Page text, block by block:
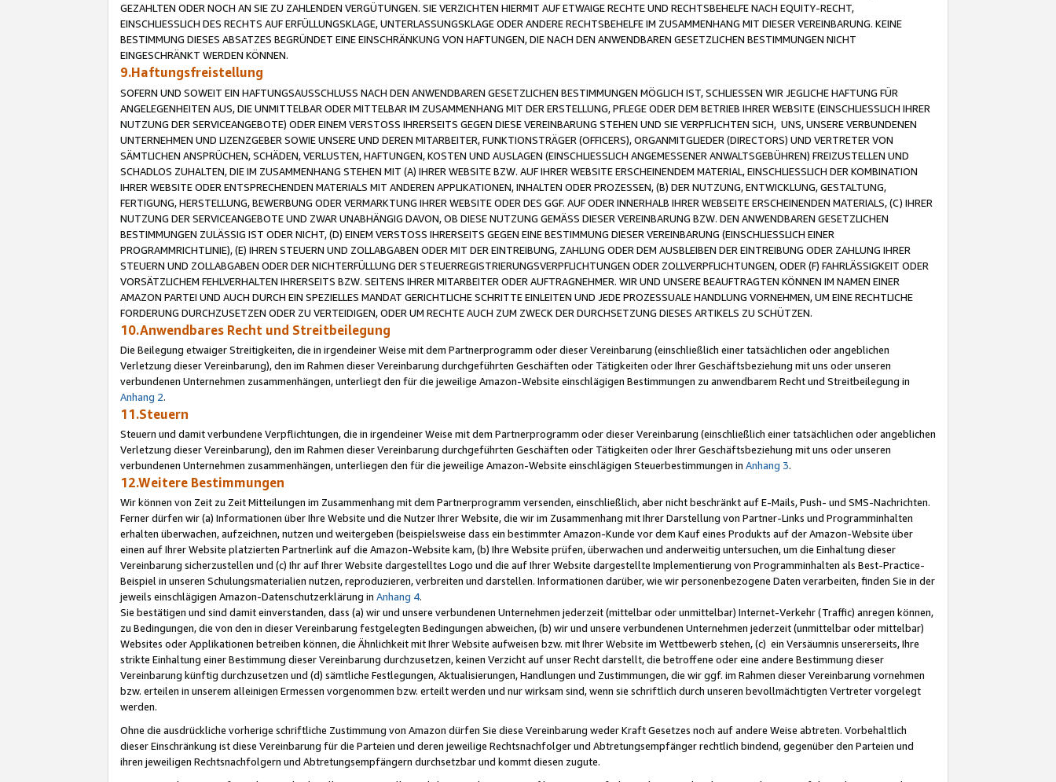
GEZAHLTEN ODER NOCH AN SIE ZU ZAHLENDEN VERGÜTUNGEN. SIE VERZICHTEN HIERMIT AUF ETWAIGE RECHTE UND RECHTSBEHELFE NACH EQUITY-RECHT,
EINSCHLIESSLICH DES RECHTS AUF ERFÜLLUNGSKLAGE, UNTERLASSUNGSKLAGE ODER ANDERE RECHTSBEHELFE IM ZUSAMMENHANG MIT DIESER VEREINBARUNG. KEINE
BESTIMMUNG DIESES ABSATZES BEGRÜNDET EINE EINSCHRÄNKUNG VON HAFTUNGEN, DIE NACH DEN ANWENDBAREN GESETZLICHEN BESTIMMUNGEN NICHT
EINGESCHRÄNKT WERDEN KÖNNEN.
9.Haftungsfreistellung
SOFERN UND SOWEIT EIN HAFTUNGSAUSSCHLUSS NACH DEN ANWENDBAREN GESETZLICHEN BESTIMMUNGEN MÖGLICH IST, SCHLIESSEN WIR JEGLICHE HAFTUNG FÜR
ANGELEGENHEITEN AUS, DIE UNMITTELBAR ODER MITTELBAR IM ZUSAMMENHANG MIT DER ERSTELLUNG, PFLEGE ODER DEM BETRIEB IHRER WEBSITE (EINSCHLIESSLICH IHRER
NUTZUNG DER SERVICEANGEBOTE) ODER EINEM VERSTOSS IHRERSEITS GEGEN DIESE VEREINBARUNG STEHEN UND SIE VERPFLICHTEN SICH, UNS, UNSERE VERBUNDENEN
UNTERNEHMEN UND LIZENZGEBER SOWIE UNSERE UND DEREN MITARBEITER, FUNKTIONSTRÄGER (OFFICERS), ORGANMITGLIEDER (DIRECTORS) UND VERTRETER VON
SÄMTLICHEN ANSPRÜCHEN, SCHÄDEN, VERLUSTEN, HAFTUNGEN, KOSTEN UND AUSLAGEN (EINSCHLIESSLICH ANGEMESSENER ANWALTSGEBÜHREN) FREIZUSTELLEN UND
SCHADLOS ZUHALTEN, DIE IM ZUSAMMENHANG STEHEN MIT (A) IHRER WEBSITE BZW. AUF IHRER WEBSITE ERSCHEINENDEM MATERIAL, EINSCHLIESSLICH DER KOMBINATION
IHRER WEBSITE ODER ENTSPRECHENDEN MATERIALS MIT ANDEREN APPLIKATIONEN, INHALTEN ODER PROZESSEN, (B) DER NUTZUNG, ENTWICKLUNG, GESTALTUNG,
FERTIGUNG, HERSTELLUNG, BEWERBUNG ODER VERMARKTUNG IHRER WEBSITE ODER DES GGF. AUF ODER INNERHALB IHRER WEBSEITE ERSCHEINENDEN MATERIALS, (C) IHRER
NUTZUNG DER SERVICEANGEBOTE UND ZWAR UNABHÄNGIG DAVON, OB DIESE NUTZUNG GEMÄSS DIESER VEREINBARUNG BZW. DEN ANWENDBAREN GESETZLICHEN
BESTIMMUNGEN ZULÄSSIG IST ODER NICHT, (D) EINEM VERSTOSS IHRERSEITS GEGEN EINE BESTIMMUNG DIESER VEREINBARUNG (EINSCHLIESSLICH EINER
PROGRAMMRICHTLINIE), (E) IHREN STEUERN UND ZOLLABGABEN ODER MIT DER EINTREIBUNG, ZAHLUNG ODER DEM AUSBLEIBEN DER EINTREIBUNG ODER ZAHLUNG IHRER
STEUERN UND ZOLLABGABEN ODER DER NICHTERFÜLLUNG DER STEUERREGISTRIERUNGSVERPFLICHTUNGEN ODER ZOLLVERPFLICHTUNGEN, ODER (F) FAHRLÄSSIGKEIT ODER
VORSÄTZLICHEM FEHLVERHALTEN IHRERSEITS BZW. SEITENS IHRER MITARBEITER ODER AUFTRAGNEHMER. WIR UND UNSERE BEAUFTRAGTEN KÖNNEN IM NAMEN EINER
AMAZON PARTEI UND AUCH DURCH EIN SPEZIELLES MANDAT GERICHTLICHE SCHRITTE EINLEITEN UND JEDE PROZESSUALE HANDLUNG VORNEHMEN, UM EINE RECHTLICHE
FORDERUNG DURCHZUSETZEN ODER ZU VERTEIDIGEN, ODER UM RECHTE AUCH ZUM ZWECK DER DURCHSETZUNG DIESES ARTIKELS ZU SCHÜTZEN.
10.Anwendbares Recht und Streitbeilegung
Die Beilegung etwaiger Streitigkeiten, die in irgendeiner Weise mit dem Partnerprogramm oder dieser Vereinbarung (einschließlich einer tatsächlichen oder angeblichen
Verletzung dieser Vereinbarung), den im Rahmen dieser Vereinbarung durchgeführten Geschäften oder Tätigkeiten oder Ihrer Geschäftsbeziehung mit uns oder unseren
verbundenen Unternehmen zusammenhängen, unterliegt den für die jeweilige Amazon-Website einschlägigen Bestimmungen zu anwendbarem Recht und Streitbeilegung in
Anhang 2.
11.Steuern
Steuern und damit verbundene Verpflichtungen, die in irgendeiner Weise mit dem Partnerprogramm oder dieser Vereinbarung (einschließlich einer tatsächlichen oder angeblichen
Verletzung dieser Vereinbarung), den im Rahmen dieser Vereinbarung durchgeführten Geschäften oder Tätigkeiten oder Ihrer Geschäftsbeziehung mit uns oder unseren
verbundenen Unternehmen zusammenhängen, unterliegen den für die jeweilige Amazon-Website einschlägigen Steuerbestimmungen in Anhang 3.
12.Weitere Bestimmungen
Wir können von Zeit zu Zeit Mitteilungen im Zusammenhang mit dem Partnerprogramm versenden, einschließlich, aber nicht beschränkt auf E-Mails, Push- und SMS-Nachrichten.
Ferner dürfen wir (a) Informationen über Ihre Website und die Nutzer Ihrer Website, die wir im Zusammenhang mit Ihrer Darstellung von Partner-Links und Programminhalten
erhalten überwachen, aufzeichnen, nutzen und weitergeben (beispielsweise dass ein bestimmter Amazon-Kunde vor dem Kauf eines Produkts auf der Amazon-Website über
einen auf Ihrer Website platzierten Partnerlink auf die Amazon-Website kam, (b) Ihre Website prüfen, überwachen und anderweitig untersuchen, um die Einhaltung dieser
Vereinbarung sicherzustellen und (c) Ihr auf Ihrer Website dargestelltes Logo und die auf Ihrer Website dargestellte Implementierung von Programminhalten als Best-Practice-
Beispiel in unseren Schulungsmaterialien nutzen, reproduzieren, verbreiten und darstellen. Informationen darüber, wie wir personenbezogene Daten verarbeiten, finden Sie in der
jeweils einschlägigen Amazon-Datenschutzerklärung in Anhang 4.
Sie bestätigen und sind damit einverstanden, dass (a) wir und unsere verbundenen Unternehmen jederzeit (mittelbar oder unmittelbar) Internet-Verkehr (Traffic) anregen können,
zu Bedingungen, die von den in dieser Vereinbarung festgelegten Bedingungen abweichen, (b) wir und unsere verbundenen Unternehmen jederzeit (unmittelbar oder mittelbar)
Websites oder Applikationen betreiben können, die Ähnlichkeit mit Ihrer Website aufweisen bzw. mit Ihrer Website im Wettbewerb stehen, (c) ein Versäumnis unsererseits, Ihre
strikte Einhaltung einer Bestimmung dieser Vereinbarung durchzusetzen, keinen Verzicht auf unser Recht darstellt, die betroffene oder eine andere Bestimmung dieser
Vereinbarung künftig durchzusetzen und (d) sämtliche Festlegungen, Aktualisierungen, Handlungen und Zustimmungen, die wir ggf. im Rahmen dieser Vereinbarung vornehmen
bzw. erteilen in unserem alleinigen Ermessen vorgenommen bzw. erteilt werden und nur wirksam sind, wenn sie schriftlich durch unseren bevollmächtigten Vertreter vorgelegt
werden.
Ohne die ausdrückliche vorherige schriftliche Zustimmung von Amazon dürfen Sie diese Vereinbarung weder Kraft Gesetzes noch auf andere Weise abtreten. Vorbehaltlich
dieser Einschränkung ist diese Vereinbarung für die Parteien und deren jeweilige Rechtsnachfolger und Abtretungsempfänger rechtlich bindend, gegenüber den Parteien und
ihren jeweiligen Rechtsnachfolgern und Abtretungsempfängern durchsetzbar und kommt diesen zugute.